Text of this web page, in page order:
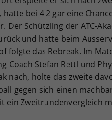
bei 4:2 gar eine
Der Schützling der ATC-
und hatte beim
folgte das Rebreak. Im
Coach Stefan Rettl und
nach, holte das zweite
gegen sich einen
ein Zweitrundenvergleich